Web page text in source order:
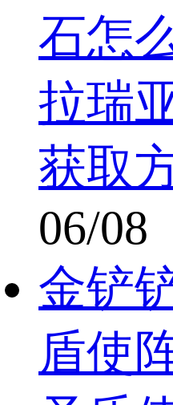
石怎
拉瑞
获取
06/08
金铲
盾使